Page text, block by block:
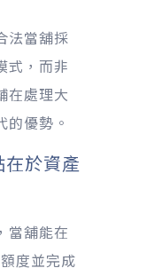
法當舖採
式，而非
在處理大
的優勢。
在於資產
當舖能在
度並完成